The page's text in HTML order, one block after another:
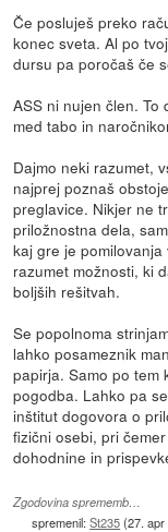
Če posluješ preko
konec sveta. Al po
dursu pa poročaš če
ASS ni nujen člen.
med tabo in
Dajmo neki razumet,
najprej poznaš
preglavice. Nikjer ne
priložnostna dela,
kaj gre je
razumet možnosti, ki
boljših rešitvah.
Se popolnoma
lahko posameznik
papirja. Samo po tem
pogodba. Lahko pa
inštitut dogovora o
fizični osebi, pri
dohodnine in
Zgodovina sprememb…
spremenil:St235(27. apr